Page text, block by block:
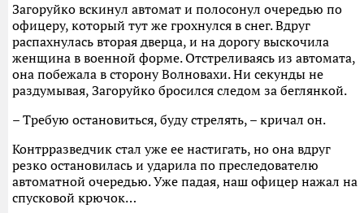
Загоруйко вскинул автомат и полосонул очередью по
офицеру, который тут же грохнулся в снег. Вдруг
распахнулась вторая дверца, и на дорогу выскочила
женщина в военной форме. Отстреливаясь из автомата,
она побежала в сторону Волновахи. Ни секунды не
раздумывая, Загоруйко бросился следом за беглянкой.
– Требую остановиться, буду стрелять, – кричал он.
Контрразведчик стал уже ее настигать, но она вдруг
резко остановилась и ударила по преследователю
автоматной очередью. Уже падая, наш офицер нажал на
спусковой крючок…